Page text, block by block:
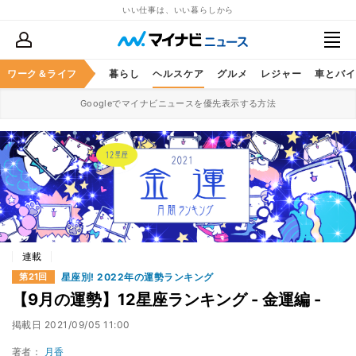
いい仕事は、いい暮らしから
ワーク＆ライフ
ススキル マネー 暮らし ヘルスケア グルメ レジャー 車とバ
Googleでマイナビニュースを優先表示する方法
連載
第21回 星座別! 2022年の運勢ランキング
【9月の運勢】12星座ランキング - 金運編 -
掲載日 2021/09/05 11:00
著者： 月香